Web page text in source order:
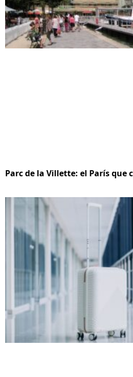
Parc de la Villette: el París que